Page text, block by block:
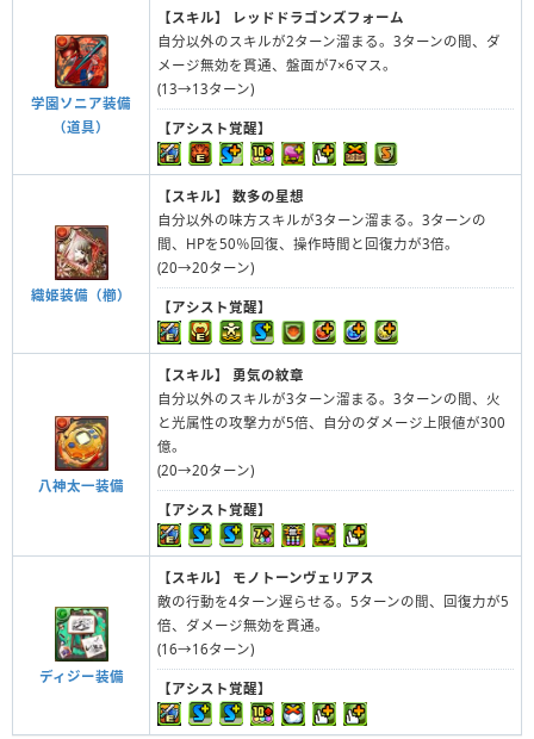
学園ソニア装備
（道具）
【スキル】
レッドドラゴンズフォーム
自分以外のスキルが2ターン溜まる。3ターンの間、ダ
メージ無効を貫通、盤面が7×6マス。
(13→13ターン)
【アシスト覚醒】
織姫装備（櫛）
【スキル】
数多の星想
自分以外の味方スキルが3ターン溜まる。3ターンの
間、HPを50％回復、操作時間と回復力が3倍。
(20→20ターン)
【アシスト覚醒】
八神太一装備
【スキル】
勇気の紋章
自分以外のスキルが3ターン溜まる。3ターンの間、火
と光属性の攻撃力が5倍、自分のダメージ上限値が300
億。
(20→20ターン)
【アシスト覚醒】
ディジー装備
【スキル】
モノトーンヴェリアス
敵の行動を4ターン遅らせる。5ターンの間、回復力が5
倍、ダメージ無効を貫通。
(16→16ターン)
【アシスト覚醒】